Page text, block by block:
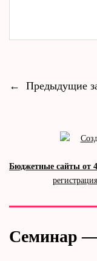
← Предыдущие
Бюджетные сайты от
Семинар